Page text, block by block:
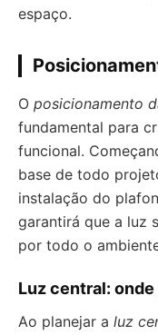
espaço.
O posicionamento
fundamental para
funcional.
base de todo
instalação do
garantirá que a luz
por todo o
Luz central:
Ao planejar a luz